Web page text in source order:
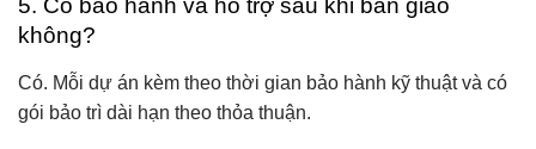
không?
Có. Mỗi dự án kèm theo thời gian bảo hành kỹ thuật và có
gói bảo trì dài hạn theo thỏa thuận.